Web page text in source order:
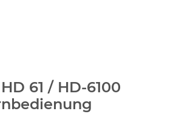
61 / HD-6100